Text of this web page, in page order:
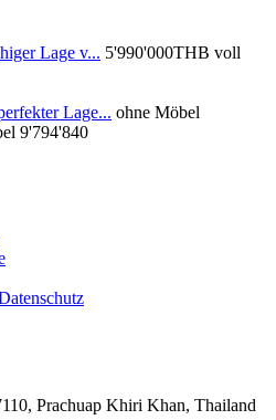
Lage v... 5'990'000THB voll
Lage... ohne Möbel
9'794'840
Prachuap Khiri Khan, Thailand